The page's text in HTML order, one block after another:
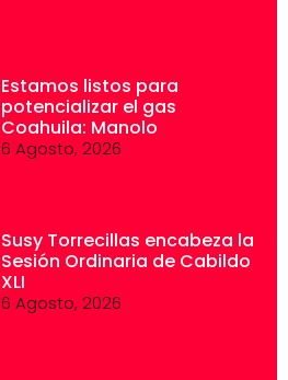
Estamos listos para
potencializar el gas
Coahuila: Manolo
6 Agosto, 2026
Susy Torrecillas encabeza la
Sesión Ordinaria de Cabildo
XLI
6 Agosto, 2026